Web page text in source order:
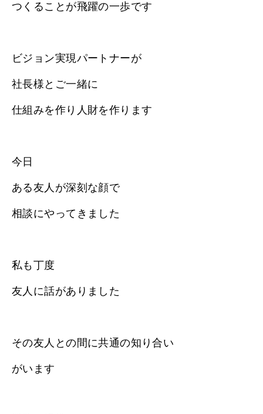
つくることが飛躍の一歩です
ビジョン実現パートナーが
社長様とご一緒に
仕組みを作り人財を作ります
今日
ある友人が深刻な顔で
相談にやってきました
私も丁度
友人に話がありました
その友人との間に共通の知り合い
がいます